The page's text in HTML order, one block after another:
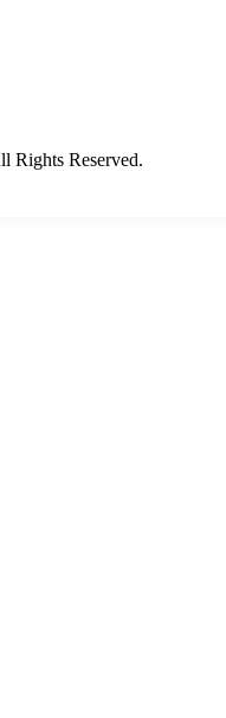
Rights Reserved.